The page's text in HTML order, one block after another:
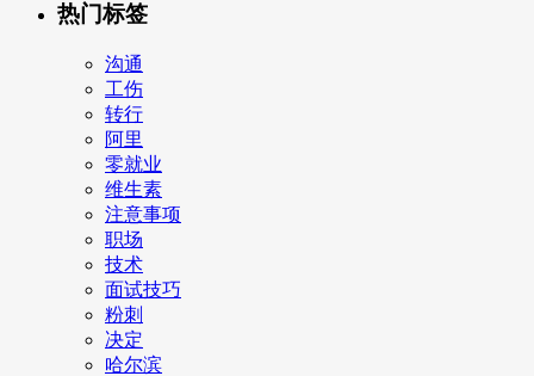
热门标签
沟通
工伤
转行
阿里
零就业
维生素
注意事项
职场
技术
面试技巧
粉刺
决定
哈尔滨